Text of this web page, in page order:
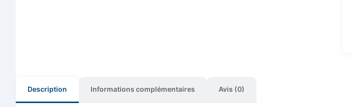
Description Informations complémentaires Avis (0)